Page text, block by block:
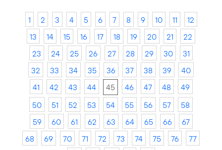
1 2 3 4 5 6 7 8 9 10 11
12
13
14 15 16 17 18 19 20 21
22
23
24 25 26 27 28 29 30
31
32
33 34 35 36 37 38 39
40
41
42 43 44 45 46 47 48
49
50
51 52 53 54 55 56 57
58
59
60 61 62 63 64 65 66
67
68
69 70 71 72 73 74 75 76
77